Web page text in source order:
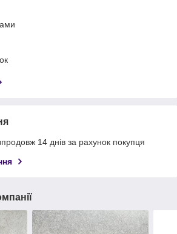
14 днів за рахунок покупця